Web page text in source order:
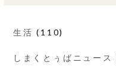
生活 (110)
しまくとぅばニュース